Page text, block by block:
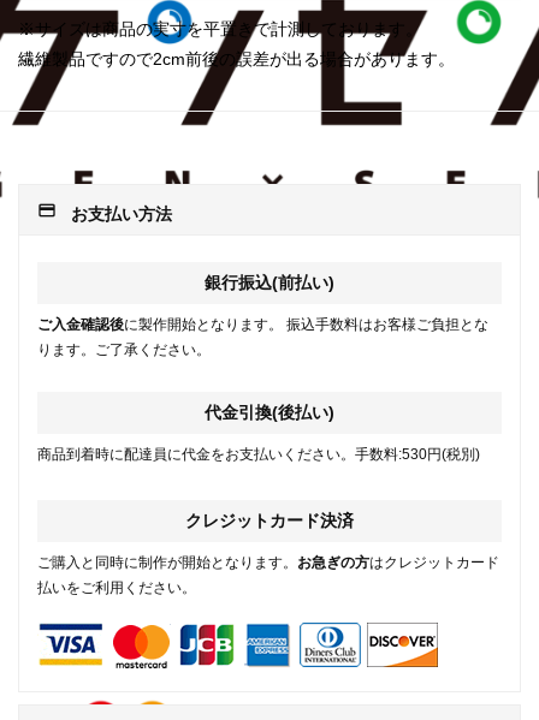
※サイズは商品の実寸を平置きで計測しております。
繊維製品ですので2cm前後の誤差が出る場合があります。
payment お支払い方法
銀行振込(前払い)
ご入金確認後に製作開始となります。 振込手数料はお客様ご負担とな
ります。ご了承ください。
代金引換(後払い)
商品到着時に配達員に代金をお支払いください。手数料:530円(税別)
クレジットカード決済
ご購入と同時に制作が開始となります。 お急ぎの方はクレジットカード
払いをご利用ください。